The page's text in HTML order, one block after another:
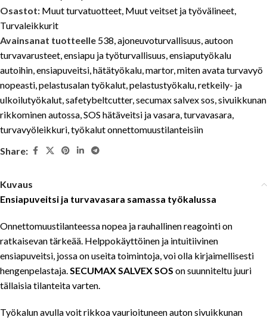
Osastot: Muut turvatuotteet, Muut veitset ja työvälineet,
Turvaleikkurit
Avainsanat tuotteelle 538,ajoneuvoturvallisuus,autoon
turvavarusteet,ensiapu ja työturvallisuus,ensiaputyökalu
autoihin,ensiapuveitsi,hätätyökalu,martor,miten avata turvavyö
nopeasti,pelastusalan työkalut,pelastustyökalu,retkeily- ja
ulkoilutyökalut,safetybeltcutter,secumax salvex sos,sivuikkunan
rikkominen autossa,SOS hätäveitsi ja vasara,turvavasara,
turvavyöleikkuri,työkalut onnettomuustilanteisiin
Share:
Kuvaus
Ensiapuveitsi ja turvavasara samassa työkalussa
Onnettomuustilanteessa nopea ja rauhallinen reagointi on
ratkaisevan tärkeää. Helppokäyttöinen ja intuitiivinen
ensiapuveitsi, jossa on useita toimintoja, voi olla kirjaimellisesti
hengenpelastaja.SECUMAX SALVEX SOS on suunniteltu juuri
tällaisia tilanteita varten.
Työkalun avulla voit rikkoa vaurioituneen auton sivuikkunan